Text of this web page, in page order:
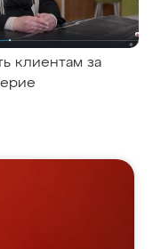
клиентам за